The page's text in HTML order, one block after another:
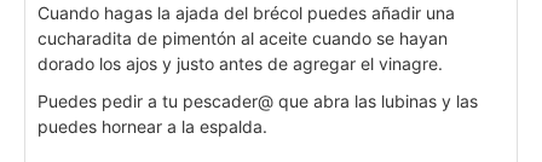
Cuando hagas la ajada del brécol puedes añadir una
cucharadita de pimentón al aceite cuando se hayan
dorado los ajos y justo antes de agregar el vinagre.
Puedes pedir a tu pescader@ que abra las lubinas y las
puedes hornear a la espalda.